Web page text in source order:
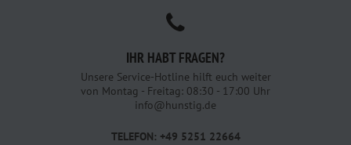
IHR HABT FRAGEN?
Unsere Service-Hotline hilft euch weiter
von Montag - Freitag: 08:30 - 17:00 Uhr
info@hunstig.de
TELEFON: +49 5251 22664